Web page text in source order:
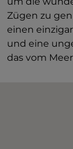
Zügen zu
einen
und eine
das vom